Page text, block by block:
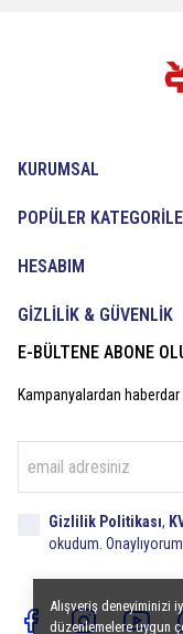
Alışveriş deneyiminizi
düzenlemelere uygun
KURUMSAL
POPÜLER
HESABIM
GİZLİLİK & GÜVENLİK
E-BÜLTENE ABONE
Kampanyalardan
Gizlilik Politikası,
okudum. Onaylıyorum.